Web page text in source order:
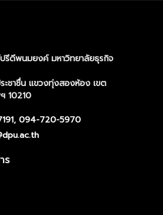
รีดีพนมยงค์ มหาวิทยาลัยธุรกิจ
ะชาชื่น แขวงทุ่งสองห้อง เขต
10210
094-720-5970
ร